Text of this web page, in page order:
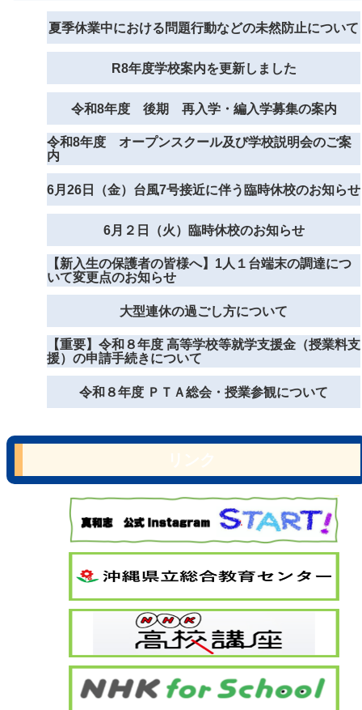
夏季休業中における問題行動などの未然防止について
R8年度学校案内を更新しました
令和8年度 後期 再入学・編入学募集の案内
令和8年度 オープンスクール及び学校説明会のご案
内
6月26日（金）台風7号接近に伴う臨時休校のお知らせ
6月２日（火）臨時休校のお知らせ
【新入生の保護者の皆様へ】1人１台端末の調達につ
いて変更点のお知らせ
大型連休の過ごし方について
【重要】令和８年度 高等学校等就学支援金（授業料支
援）の申請手続きについて
令和８年度 ＰＴＡ総会・授業参観について